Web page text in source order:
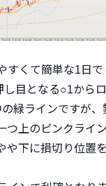
すくて簡単な1日で
目となる○1からロ
緑ラインですが
つ上のピンクライ
や下に損切り位置